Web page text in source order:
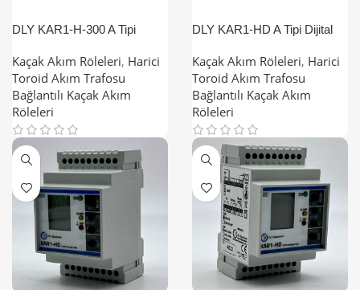
DLY KAR1-H-300 A Tipi
Kaçak Akım Röleleri
Kaçak Akım Röleleri, Harici
Toroid Akım Trafosu
Bağlantılı Kaçak Akım
Röleleri
DLY KAR1-HD A Tipi Dijital
Röleleri
Kaçak Akım Röleleri, Harici
Toroid Akım Trafosu
Bağlantılı Kaçak Akım
Röleleri